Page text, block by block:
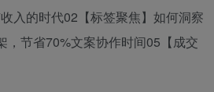
入的时代02【标签聚焦】如何洞察
节省70%文案协作时间05【成交